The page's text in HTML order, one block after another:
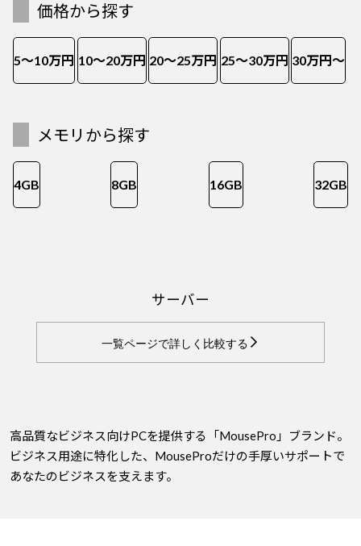
価格から探す
5～10万円 10～20万円 20～25万円 25～30万円 30万円～
メモリから探す
4GB 8GB 16GB 32GB
サーバー
一覧ページで詳しく比較する
高品質なビジネス向けPCを提供する「MousePro」ブランド。
ビジネス用途に特化した、MouseProだけの手厚いサポートで
あなたのビジネスを支えます。